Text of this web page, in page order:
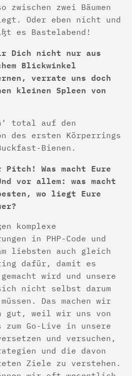
zwischen zwei Bäumen
Oder eben nicht und
es Bastelabend!
Dich nicht nur aus
Blickwinkel
verrate uns doch
kleinen Spleen von
total auf den
des ersten Körperrings
Bienen.
Pitch! Was macht Eure
vor allem: was macht
wo liegt Eure
komplexe
in PHP-Code und
liebsten auch gleich
dafür, damit es
wird und unsere
nicht selbst darum
müssen. Das machen wir
gut, weil wir uns von
zum Go-Live in unsere
und versuchen,
und die davon
Ziele zu verstehen.